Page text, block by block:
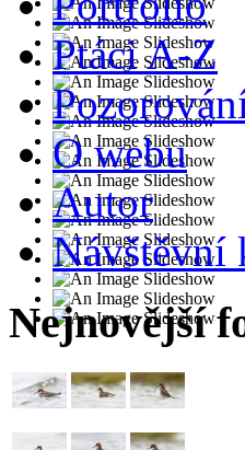
Ptáci A-Z
O webu
Autor
Návštěvní
Nejnovější